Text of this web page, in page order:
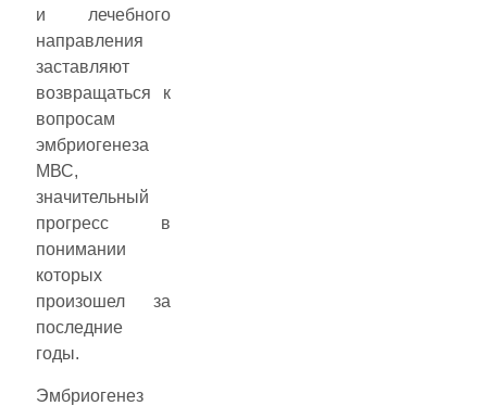
и лечебного
направления
заставляют
возвращаться к
вопросам
эмбриогенеза
МВС,
значительный
прогресс в
понимании
которых
произошел за
последние
годы.
Эмбриогенез